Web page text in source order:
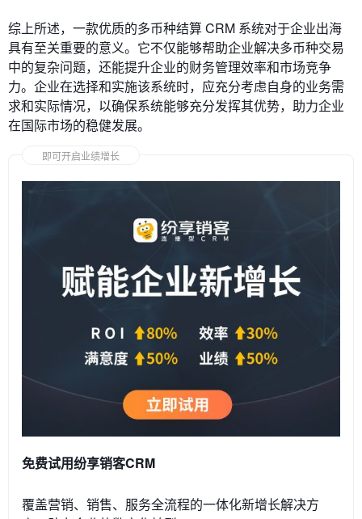
综上所述，一款优质的多币种结算 CRM 系统对于企业出海
具有至关重要的意义。它不仅能够帮助企业解决多币种交易
中的复杂问题，还能提升企业的财务管理效率和市场竞争
力。企业在选择和实施该系统时，应充分考虑自身的业务需
求和实际情况，以确保系统能够充分发挥其优势，助力企业
在国际市场的稳健发展。
即可开启业绩增长
免费试用纷享销客CRM
覆盖营销、销售、服务全流程的一体化新增长解决方